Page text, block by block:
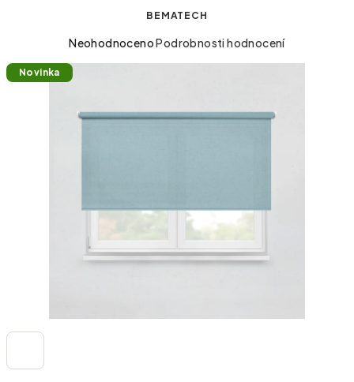
BEMATECH
Průměrné hodnocení produktu je 0,0 z 5 hvězdiček.
NeohodnocenoPodrobnosti hodnocení
Novinka